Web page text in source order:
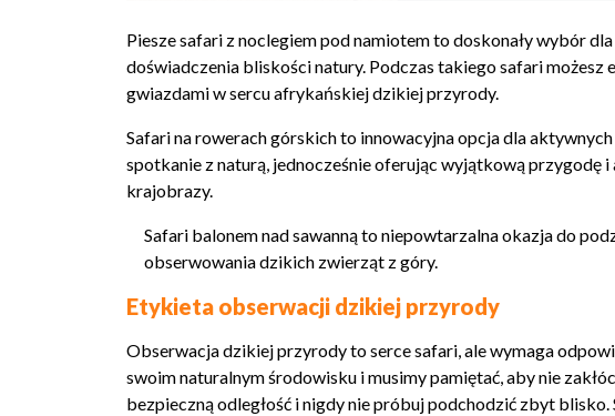
Piesze safari z noclegiem pod namiotem to doskonały wybór
doświadczenia bliskości natury. Podczas takiego safari możesz
gwiazdami w sercu afrykańskiej dzikiej przyrody.
Safari na rowerach górskich to innowacyjna opcja dla
spotkanie z naturą, jednocześnie oferując wyjątkową przygodę
krajobrazy.
Safari balonem nad sawanną to niepowtarzalna okazja do
obserwowania dzikich zwierząt z góry.
Etykieta obserwacji dzikiej przyrody
Obserwacja dzikiej przyrody to serce safari, ale wymaga
swoim naturalnym środowisku i musimy pamiętać, aby nie
bezpieczną odległość i nigdy nie próbuj podchodzić zbyt